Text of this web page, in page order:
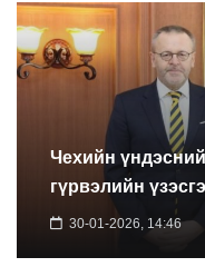
Чехийн
гүрвэлийн
30-01-2026, 14:46